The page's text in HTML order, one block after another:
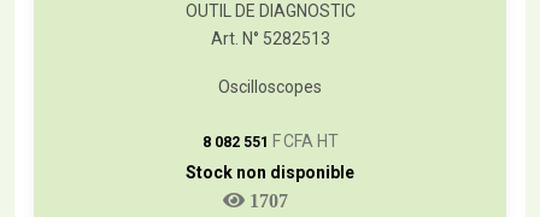
OUTIL DE DIAGNOSTIC
Art. N° 5282513
Oscilloscopes
8 082 551 F CFA HT
Stock non disponible
1707